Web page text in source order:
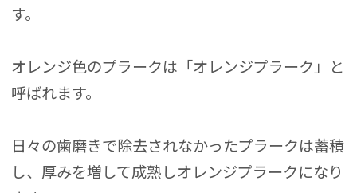
す。
オレンジ色のプラークは「オレンジプラーク」と
呼ばれます。
日々の歯磨きで除去されなかったプラークは蓄積
し、厚みを増して成熟しオレンジプラークになり